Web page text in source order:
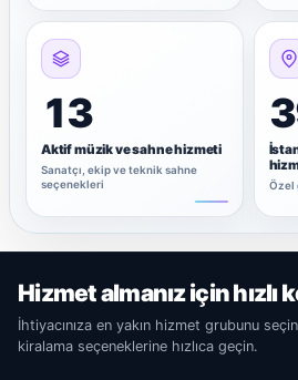
13
Aktif müzik ve sahne hizmeti
Sanatçı, ekip ve teknik sahne
seçenekleri
Özel
Hizmet almanız için hızlı
İhtiyacınıza en yakın hizmet grubunu
kiralama seçeneklerine hızlıca geçin.